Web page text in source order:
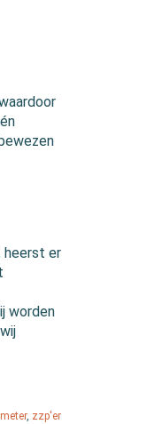
heerst er
worden
, zzp'er